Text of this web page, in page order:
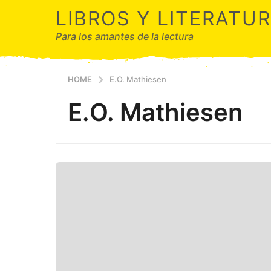
LIBROS Y
Para los amantes de la lectura
HOME E.O. Mathiesen
E.O. Mathiesen